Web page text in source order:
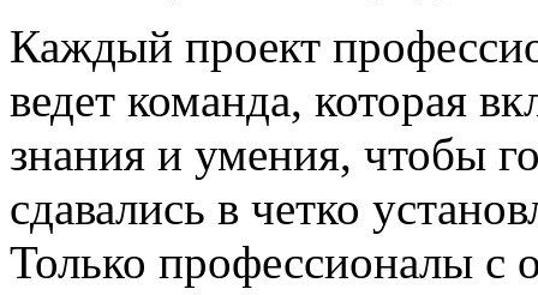
Каждый проект
ведет команда, которая
знания и умения, чтобы
сдавались в четко
Только профессионалы с